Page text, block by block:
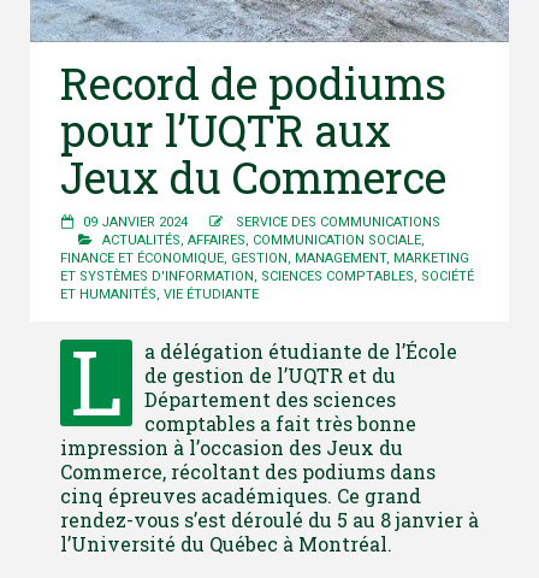
Record de podiums
pour l’UQTR aux
Jeux du Commerce
09 JANVIER 2024
SERVICE DES COMMUNICATIONS
ACTUALITÉS AFFAIRES COMMUNICATION SOCIALE
FINANCE ET ÉCONOMIQUE GESTION MANAGEMENT, MARKETING
ET SYSTÈMES D'INFORMATION
SCIENCES COMPTABLES
SOCIÉTÉ
ET HUMANITÉS VIE ÉTUDIANTE
L
a délégation étudiante de l’École
de gestion de l’UQTR et du
Département des sciences
comptables a fait très bonne
impression à l’occasion des Jeux du
Commerce, récoltant des podiums dans
cinq épreuves académiques. Ce grand
rendez-vous s’est déroulé du 5 au 8 janvier à
l’Université du Québec à Montréal.